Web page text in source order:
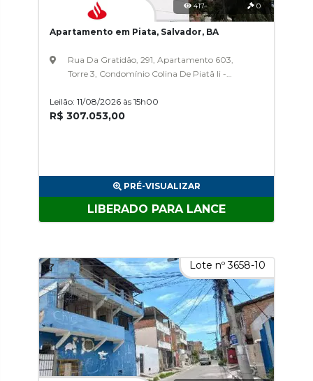
417 0
Apartamento em Piata, Salvador, BA
Rua Da Gratidão, 291, Apartamento 603,
Torre 3, Condomínio Colina De Piatã Ii -
Leilão: 11/08/2026 às 15h00
R$ 307.053,00
PRÉ-VISUALIZAR
LIBERADO PARA LANCE
Lote nº 3658-10